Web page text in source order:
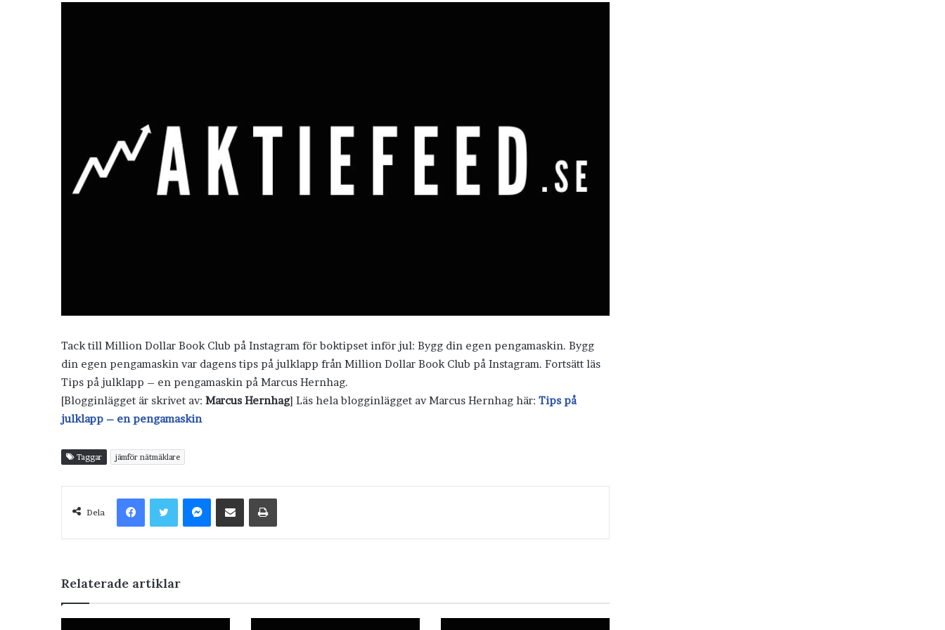
Tack till Million Dollar Book Club på Instagram för boktipset inför jul: Bygg din egen pengamaskin. Bygg
din egen pengamaskin var dagens tips på julklapp från Million Dollar Book Club på Instagram. Fortsätt läs
Tips på julklapp – en pengamaskin på Marcus Hernhag.
[Blogginlägget är skrivet av: Marcus Hernhag] Läs hela blogginlägget av Marcus Hernhag här: Tips på
julklapp – en pengamaskin
Taggar jämför nätmäklare
Dela
FacebookTwitterMessenger
Dela via e-post Skriv ut
Relaterade artiklar